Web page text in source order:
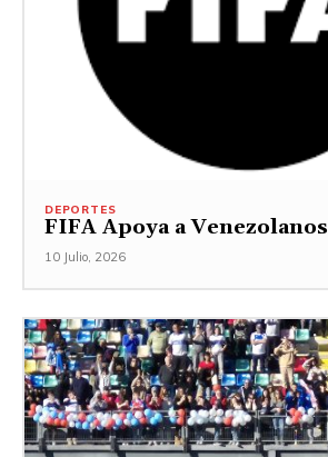
DEPORTES
FIFA Apoya a Venezolanos
10 Julio, 2026